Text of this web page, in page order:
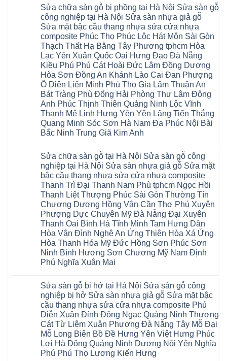
wood
đế
cao
su
IXPE
Hưng
Yên
Sài
Gòn
Ân
Thi
Hoàng
Mai
Hào
Tiên
Lữ
Từ
Liêm
Phù
Cừ
Thanh
Xuân
Kim
Động
Văn
Giang
Cầu
Giấy
Văn
Lâm
tphcm
Khoái
Châu
nhà
hà
nội
Ziccos
Flortex
black
Hobi
wood
Glotex
Kosmos
Hobi
wood
Charm
wood
đế
cao
su
IXPE
Phú
Trì
Thanh
Xuân
Đoan
Hùng
Thanh
Ba
Giấy
Hạ
Hòa
Cẩm
Khê
Tây
Hồ
Yên
Lập
Thanh
Ninh
hưng
yên
Lâm
Thao
Tam
Nông
hải
phòng
Thanh
Thủy
Hà
Nội
Sửa
sàn
giả
cong
vênh
Sửa
mặt
bậc
cầu
thang
nhựa
sửa
cửa
composite
tpHCM
Hoài
Đức
Bình
Dương
Thủ
Đức
Thanh
Xuân
Thái
Nguyên
Phú
Thọ
Bắc
Giang
Long
Biên
Hải
Dương
Bắc
Ninh
Gia
Lâm
Nam
Hà
Nội
Hưng
Yên
Đông
Anh
bình
luận
ở
Sửa
sàn
gỗ
cong
vênh
tại
Hà
Nội
Sửa
sàn
gỗ
công
nghiệp
tại
Hà
Nội
nhựa
giả
gỗ
cong
vênh
Sửa
mặt
bậc
cầu
thang
nhựa
sửa
cửa
nhựa
composite
hoài
đức
đan
thanh
ứng
hòa
long
biên
sài
gòn
đông
anh
sóc
sơn
Sửa chữa sàn gỗ bị phồng tại Hà Nội Sửa sàn gỗ
công nghiệp tại Hà Nội Sửa sàn nhựa giả gỗ
Sửa mặt bậc cầu thang nhựa sửa cửa nhựa
composite Phúc Thọ Phúc Lộc Hát Môn Sài Gòn
Thạch Thất Hạ Bằng Tây Phương tphcm Hòa
Lạc Yên Xuân Quốc Oai Hưng Đạo Đà Nẵng
Kiều Phú Phú Cát Hoài Đức Lâm Đồng Dương
Hòa Sơn Đồng An Khánh Lào Cai Đan Phượng
Ô Diên Liên Minh Phú Thọ Gia Lâm Thuận An
Bát Tràng Phù Đổng Hải Phòng Thư Lâm Đông
Anh Phúc Thịnh Thiên Quảng Ninh Lộc Vĩnh
Thanh Mê Linh Hưng Yên Yên Lãng Tiến Thắng
Quang Minh Sóc Sơn Hà Nam Đa Phúc Nội Bài
Bắc Ninh Trung Giã Kim Anh
bình
luận
ở
Sửa
chữa
sàn
bị
phồng
tại
Hà
Sửa
sàn
gỗ
công
nghiệp
Nội
Sửa
sàn
nhựa
giả
gỗ
Sửa
mặt
bậc
cầu
thang
nhựa
Sửa chữa sàn gỗ tại Hà Nội Sửa sàn gỗ công
nghiệp tại Hà Nội Sửa sàn nhựa giả gỗ Sửa mặt
bậc cầu thang nhựa sửa cửa nhựa composite
Thanh Trì Đại Thanh Nam Phù tphcm Ngọc Hồi
Thanh Liệt Thượng Phúc Sài Gòn Thường Tín
Chương Dương Hồng Vân Cần Thơ Phú Xuyên
Phượng Dực Chuyên Mỹ Đà Nẵng Đại Xuyên
Thanh Oai Bình Hà Tĩnh Minh Tam Hưng Dân
Hòa Vân Đình Nghệ An Ứng Thiên Hòa Xá Ứng
Hòa Thanh Hóa Mỹ Đức Hồng Sơn Phúc Sơn
Ninh Bình Hương Sơn Chương Mỹ Nam Định
Phú Nghĩa Xuân Mai
bình
luận
ở
Sửa
chữa
sàn
gỗ
tại
Hà
Nội
Sửa
Sửa sàn gỗ bị hở tại Hà Nội Sửa sàn gỗ công
nghiệp bị hở Sửa sàn nhựa giả gỗ Sửa mặt bậc
cầu thang nhựa sửa cửa nhựa composite Phú
Diễn Xuân Đỉnh Đông Ngạc Quảng Ninh Thượng
Cát Từ Liêm Xuân Phương Đà Nẵng Tây Mỗ Đại
Mỗ Long Biên Bồ Đề Hưng Yên Việt Hưng Phúc
Lợi Hà Đông Quảng Ninh Dương Nội Yên Nghĩa
Phú Phú Thọ Lương Kiến Hưng